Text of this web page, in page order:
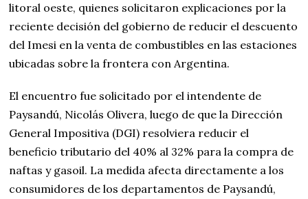
litoral oeste, quienes solicitaron explicaciones por la
reciente decisión del gobierno de reducir el descuento
del Imesi en la venta de combustibles en las estaciones
ubicadas sobre la frontera con Argentina.
El encuentro fue solicitado por el intendente de
Paysandú, Nicolás Olivera, luego de que la Dirección
General Impositiva (DGI) resolviera reducir el
beneficio tributario del 40% al 32% para la compra de
naftas y gasoil. La medida afecta directamente a los
consumidores de los departamentos de Paysandú,